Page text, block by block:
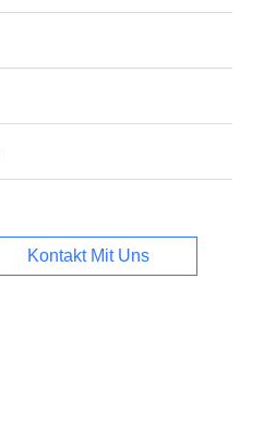
Kontakt Mit Uns